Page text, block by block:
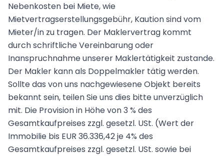
Nebenkosten bei Miete, wie
Mietvertragserstellungsgebühr, Kaution sind vom
Mieter/in zu tragen. Der Maklervertrag kommt
durch schriftliche Vereinbarung oder
Inanspruchnahme unserer Maklertätigkeit zustande.
Der Makler kann als Doppelmakler tätig werden.
Sollte das von uns nachgewiesene Objekt bereits
bekannt sein, teilen Sie uns dies bitte unverzüglich
mit. Die Provision in Höhe von 3 % des
Gesamtkaufpreises zzgl. gesetzl. USt. (Wert der
Immobilie bis EUR 36.336,42 je 4% des
Gesamtkaufpreises zzgl. gesetzl. USt. sowie bei